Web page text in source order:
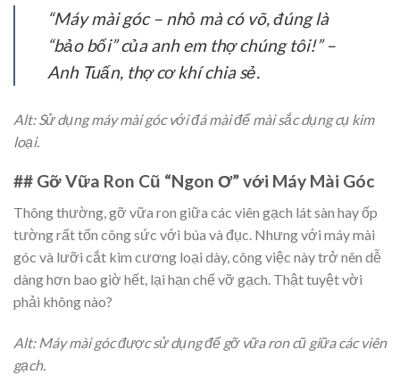
“Máy mài góc – nhỏ mà có võ, đúng là
“bảo bối” của anh em thợ chúng tôi!”–
Anh Tuấn, thợ cơ khí chia sẻ.
Alt: Sử dụng máy mài góc với đá mài để mài sắc dụng cụ kim
loại.
## Gỡ Vữa Ron Cũ “Ngon Ơ” với Máy Mài Góc
Thông thường, gỡ vữa ron giữa các viên gạch lát sàn hay ốp
tường rất tốn công sức với búa và đục. Nhưng với máy mài
góc và lưỡi cắt kim cương loại dày, công việc này trở nên dễ
dàng hơn bao giờ hết, lại hạn chế vỡ gạch. Thật tuyệt vời
phải không nào?
Alt: Máy mài góc được sử dụng để gỡ vữa ron cũ giữa các viên
gạch.